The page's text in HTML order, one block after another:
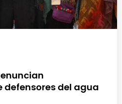
del agua